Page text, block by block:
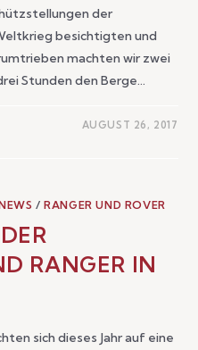
der
besichtigten und
machten wir zwei
Stunden den Berge…
AUGUST 26, 2017
/RANGER UND ROVER
RANGER IN
sich dieses Jahr auf eine